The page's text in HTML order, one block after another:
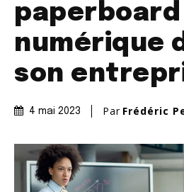
paperboard
numérique
son
4 mai 2023 Par Frédéric